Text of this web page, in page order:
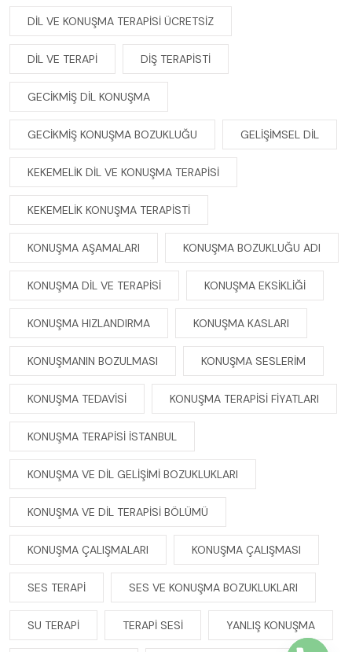
DIL VE KONUŞMA TERAPISI ÜCRETSIZ
DIL VE TERAPI DIŞ TERAPISTI
GECIKMIŞ DIL KONUŞMA
GECIKMIŞ KONUŞMA BOZUKLUĞU GELIŞIMSEL DIL
KEKEMELIK DIL VE KONUŞMA TERAPISI
KEKEMELIK KONUŞMA TERAPISTI
KONUŞMA AŞAMALARI KONUŞMA BOZUKLUĞU ADI
KONUŞMA DIL VE TERAPISI KONUŞMA EKSIKLIĞI
KONUŞMA HIZLANDIRMA KONUŞMA KASLARI
KONUŞMANIN BOZULMASI KONUŞMA SESLERIM
KONUŞMA TEDAVISI KONUŞMA TERAPISI FIYATLARI
KONUŞMA TERAPISI ISTANBUL
KONUŞMA VE DIL GELIŞIMI BOZUKLUKLARI
KONUŞMA VE DIL TERAPISI BÖLÜMÜ
KONUŞMA ÇALIŞMALARI KONUŞMA ÇALIŞMASI
SES TERAPI SES VE KONUŞMA BOZUKLUKLARI
SU TERAPI TERAPI SESI YANLIŞ KONUŞMA